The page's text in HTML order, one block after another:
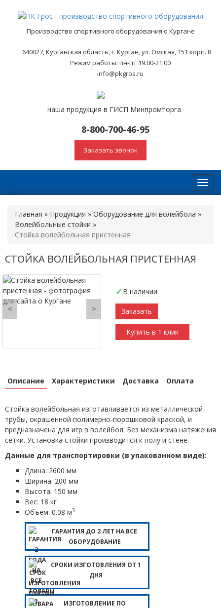
Производство спортивного оборудования о Кургане
640027, Курганская область, г. Курган, ул. Омская, 151 корп. 8
Режим работы: пн-пт 19:00-21:00
info@pkgros.ru
наша продукция в ГИСП Минпромторга
8-800-700-46-95
Заказать звонок
Главная » Продукция » Оборудование для волейбола »
Волейбольные стойки »
Стойка волейбольная пристенная
СТОЙКА ВОЛЕЙБОЛЬНАЯ ПРИСТЕННАЯ
< >
В наличии
Заказать
Купить в 1 клик
Описание Характеристики Доставка Оплата
Стойка волейбольная изготавливается из металлической
трубы, окрашенной полимерно-порошковой краской, и
предназначена для игр в волейбол. Без механизма натяжения
сетки. Установка стойки производится к полу и стене.
Данные для транспортировки (в упакованном виде):
Длина: 2600 мм
Ширина: 200 мм
Высота: 150 мм
Вес: 18 кг
Объём: 0.08 м3
ГАРАНТИЯ ДО 2 ЛЕТ НА ВСЕ
ОБОРУДОВАНИЕ
СРОКИ ИЗГОТОВЛЕНИЯ ОТ 1
ДНЯ
ИЗГОТОВЛЕНИЕ ПО